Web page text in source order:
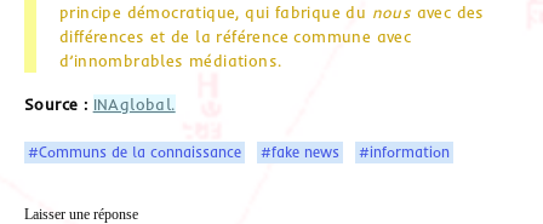
principe démocratique, qui fabrique du nous avec des
différences et de la référence commune avec
d’innombrables médiations.
Source : INAglobal.
#Communs de la connaissance #fake news #information
Laisser une réponse